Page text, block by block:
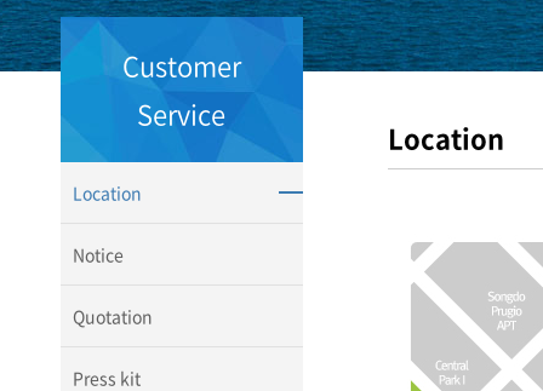
Customer
Service
Location
Notice
Quotation
Press kit
Location